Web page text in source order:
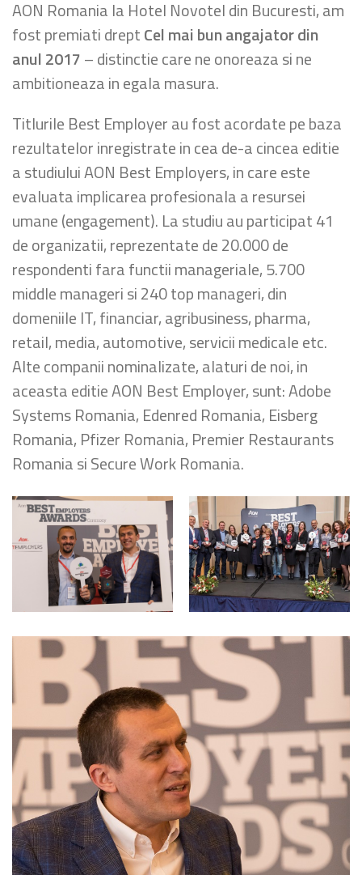
AON Romania la Hotel Novotel din Bucuresti, am
fost premiati dreptCel mai bun angajator din
anul 2017– distinctie care ne onoreaza si ne
ambitioneaza in egala masura.
Titlurile Best Employer au fost acordate pe baza
rezultatelor inregistrate in cea de-a cincea editie
a studiului AON Best Employers, in care este
evaluata implicarea profesionala a resursei
umane (engagement). La studiu au participat 41
de organizatii, reprezentate de 20.000 de
respondenti fara functii manageriale, 5.700
middle manageri si 240 top manageri, din
domeniile IT, financiar, agribusiness, pharma,
retail, media, automotive, servicii medicale etc.
Alte companii nominalizate, alaturi de noi, in
aceasta editie AON Best Employer, sunt: Adobe
Systems Romania, Edenred Romania, Eisberg
Romania, Pfizer Romania, Premier Restaurants
Romania si Secure Work Romania.